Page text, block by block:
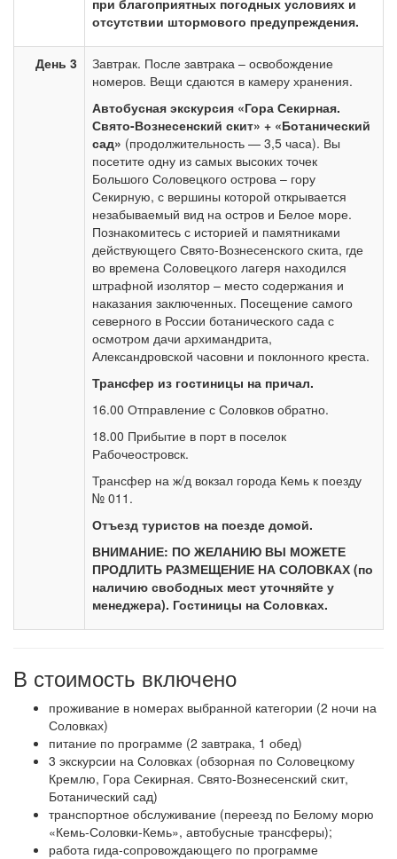
при благоприятных погодных условиях и
отсутствии штормового предупреждения.
День 3
Завтрак. После завтрака – освобождение
номеров. Вещи сдаются в камеру хранения.
Автобусная экскурсия «Гора Секирная.
Свято-Вознесенский скит» + «Ботанический
сад» (продолжительность — 3,5 часа). Вы
посетите одну из самых высоких точек
Большого Соловецкого острова – гору
Секирную, с вершины которой открывается
незабываемый вид на остров и Белое море.
Познакомитесь с историей и памятниками
действующего Свято-Вознесенского скита, где
во времена Соловецкого лагеря находился
штрафной изолятор – место содержания и
наказания заключенных. Посещение самого
северного в России ботанического сада с
осмотром дачи архимандрита,
Александровской часовни и поклонного креста.
Трансфер из гостиницы на причал.
16.00 Отправление с Соловков обратно.
18.00 Прибытие в порт в поселок
Рабочеостровск.
Трансфер на ж/д вокзал города Кемь к поезду
№ 011.
Отъезд туристов на поезде домой.
ВНИМАНИЕ: ПО ЖЕЛАНИЮ ВЫ МОЖЕТЕ
ПРОДЛИТЬ РАЗМЕЩЕНИЕ НА СОЛОВКАХ (по
наличию свободных мест уточняйте у
менеджера). Гостиницы на Соловках.
В стоимость включено
проживание в номерах выбранной категории (2 ночи на
Соловках)
питание по программе (2 завтрака, 1 обед)
3 экскурсии на Соловках (обзорная по Соловецкому
Кремлю, Гора Секирная. Свято-Вознесенский скит,
Ботанический сад)
транспортное обслуживание (переезд по Белому морю
«Кемь-Соловки-Кемь», автобусные трансферы);
работа гида-сопровождающего по программе